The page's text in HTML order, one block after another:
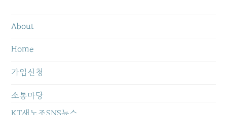
About
Home
가입신청
소통마당